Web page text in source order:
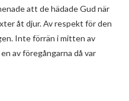
att de hädade Gud när
åt djur. Av respekt för den
Inte förrän i mitten av
av föregångarna då var